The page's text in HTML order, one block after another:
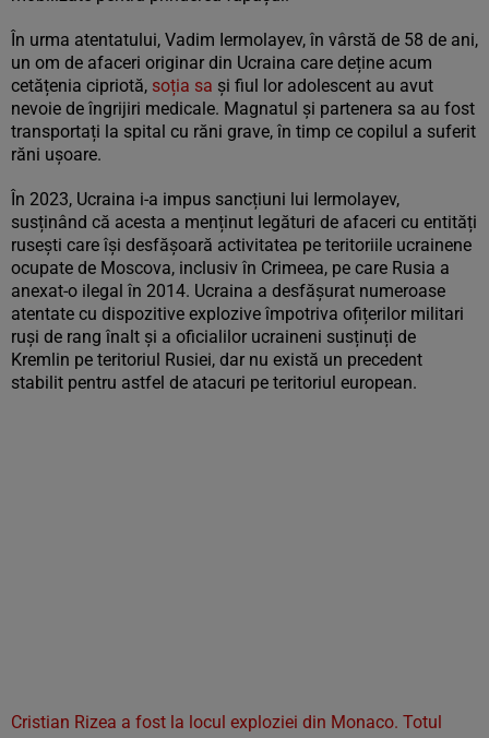
În urma atentatului, Vadim Iermolayev, în vârstă de 58 de ani,
un om de afaceri originar din Ucraina care deține acum
cetățenia cipriotă, soția sa și fiul lor adolescent au avut
nevoie de îngrijiri medicale. Magnatul și partenera sa au fost
transportați la spital cu răni grave, în timp ce copilul a suferit
răni ușoare.
În 2023, Ucraina i-a impus sancțiuni lui Iermolayev,
susținând că acesta a menținut legături de afaceri cu entități
rusești care își desfășoară activitatea pe teritoriile ucrainene
ocupate de Moscova, inclusiv în Crimeea, pe care Rusia a
anexat-o ilegal în 2014. Ucraina a desfășurat numeroase
atentate cu dispozitive explozive împotriva ofițerilor militari
ruși de rang înalt și a oficialilor ucraineni susținuți de
Kremlin pe teritoriul Rusiei, dar nu există un precedent
stabilit pentru astfel de atacuri pe teritoriul european.
Cristian Rizea a fost la locul exploziei din Monaco. Totul